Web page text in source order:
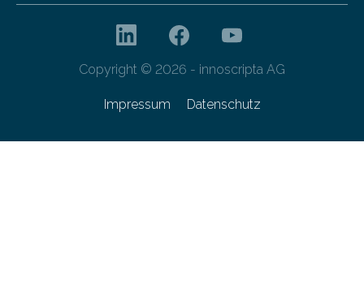
Copyright © 2026 - innoscripta AG
Impressum Datenschutz